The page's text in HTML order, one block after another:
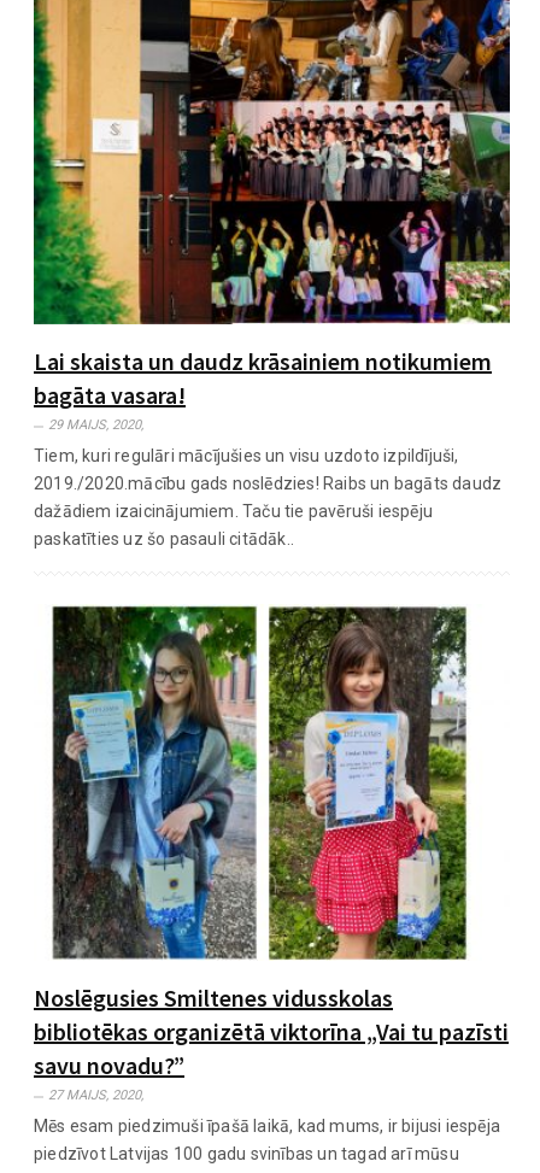
Lai skaista un daudz krāsainiem notikumiem
bagāta vasara!
29 MAIJS, 2020,
Tiem, kuri regulāri mācījušies un visu uzdoto izpildījuši,
2019./2020.mācību gads noslēdzies! Raibs un bagāts daudz
dažādiem izaicinājumiem. Taču tie pavēruši iespēju
paskatīties uz šo pasauli citādāk..
Noslēgusies Smiltenes vidusskolas
bibliotēkas organizētā viktorīna „Vai tu pazīsti
savu novadu?”
27 MAIJS, 2020,
Mēs esam piedzimuši īpašā laikā, kad mums, ir bijusi iespēja
piedzīvot Latvijas 100 gadu svinības un tagad arī mūsu